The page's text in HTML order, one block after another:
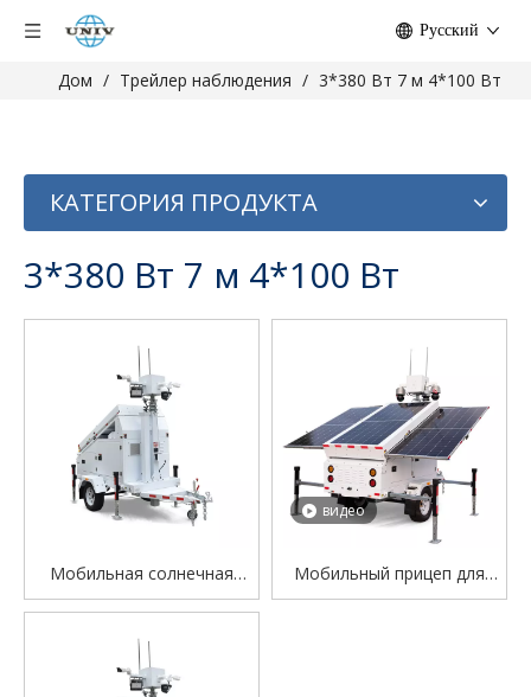
Pусский
Дом / Трейлер наблюдения / 3*380 Вт 7 м 4*100 Вт
КАТЕГОРИЯ ПРОДУКТА
3*380 Вт 7 м 4*100 Вт
Мобильная солнечная
осветительная башня с
прицеп для наблюдения на
солнечной энергии для
видео
Мобильный прицеп для
наблюдения за прицепом с